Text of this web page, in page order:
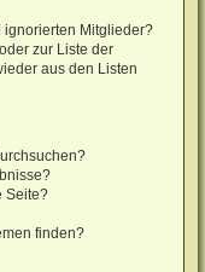
ignorierten Mitglieder?
zur Liste der
aus den Listen
Seite?
finden?